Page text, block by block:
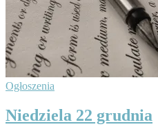
Ogłoszenia
Niedziela 22 grudnia